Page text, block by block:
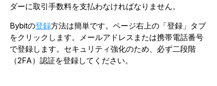
ダーに取引手数料を支払わなければなりません。
Bybitの登録方法は簡単です。ページ右上の「登録」タブ
をクリックします。メールアドレスまたは携帯電話番号
で登録します。セキュリティ強化のため、必ず二段階
（2FA）認証を登録してください。